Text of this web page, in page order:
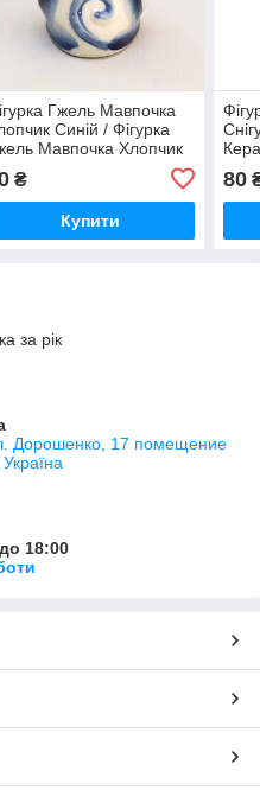
Гжель Мавпочка
Синій / Фігурка
Мавпочка Хлопчик
₴
Купити
80
за рік
Дорошенко, 17 помещение
18:00